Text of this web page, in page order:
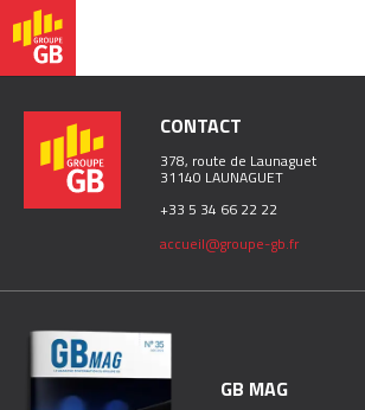
CONTACT
378, route de Launaguet
31140 LAUNAGUET
+33 5 34 66 22 22
accueil@groupe-gb.fr
GB MAG